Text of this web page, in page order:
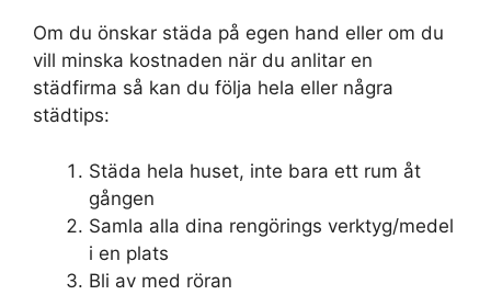
Om du önskar städa på egen hand eller om du
vill minska kostnaden när du anlitar en
städfirma så kan du följa hela eller några
städtips:
Städa hela huset, inte bara ett rum åt
gången
Samla alla dina rengörings verktyg/medel
i en plats
Bli av med röran